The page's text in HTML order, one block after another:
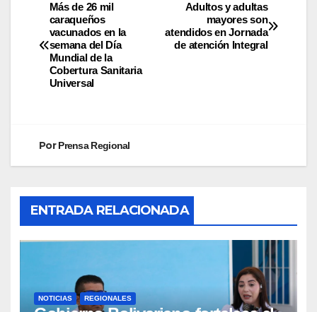
Adultos y adultas
mayores son
atendidos en Jornada
de atención Integral
Más de 26 mil
caraqueños
vacunados en la
semana del Día
Mundial de la
Cobertura Sanitaria
Universal
PorPrensa Regional
ENTRADA RELACIONADA
NOTICIAS REGIONALES